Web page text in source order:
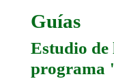
Guías
Estudio de
programa